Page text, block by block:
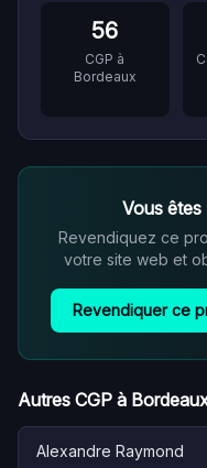
56
CGP à
Bordeaux
Vous êtes
Revendiquez ce
votre site web et
Revendiquer ce
Autres CGP à
Alexandre Raymond